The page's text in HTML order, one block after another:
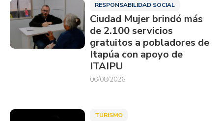
RESPONSABILIDAD SOCIAL
Ciudad Mujer brindó más
de 2.100 servicios
gratuitos a pobladores de
Itapúa con apoyo de
ITAIPU
06/08/2026
TURISMO